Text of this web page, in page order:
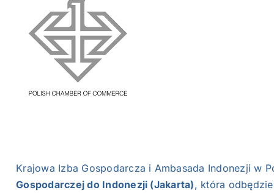
NASI EKSPERCI
GALERIA
SĄD ARBITRAŻOWY
KONTAKT
Krajowa Izba Gospodarcza i Ambasada Indonezji w
Gospodarczej do Indonezji (Jakarta), która